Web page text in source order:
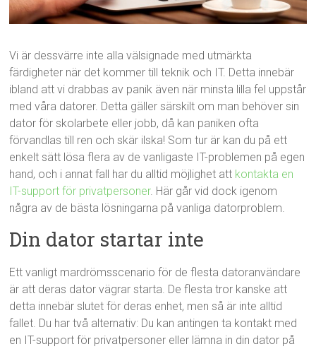
Vi är dessvärre inte alla välsignade med utmärkta
färdigheter när det kommer till teknik och IT. Detta innebär
ibland att vi drabbas av panik även när minsta lilla fel uppstår
med våra datorer. Detta gäller särskilt om man behöver sin
dator för skolarbete eller jobb, då kan paniken ofta
förvandlas till ren och skär ilska! Som tur är kan du på ett
enkelt sätt lösa flera av de vanligaste IT-problemen på egen
hand, och i annat fall har du alltid möjlighet att kontakta en
IT-support för privatpersoner. Här går vid dock igenom
några av de bästa lösningarna på vanliga datorproblem.
Din dator startar inte
Ett vanligt mardrömsscenario för de flesta datoranvändare
är att deras dator vägrar starta. De flesta tror kanske att
detta innebär slutet för deras enhet, men så är inte alltid
fallet. Du har två alternativ: Du kan antingen ta kontakt med
en IT-support för privatpersoner eller lämna in din dator på